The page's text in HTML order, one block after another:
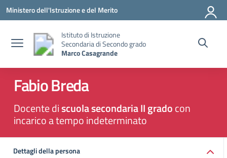
Vai ai contenuti
Vai al menu di navigazione
Vai al footer
Ministero dell'Istruzione e del Merito
Istituto di Istruzione
Secondaria di Secondo grado
Marco Casagrande
Fabio Breda
Docente discuola secondaria II gradocon
incarico a tempo indeterminato
Dettagli della persona